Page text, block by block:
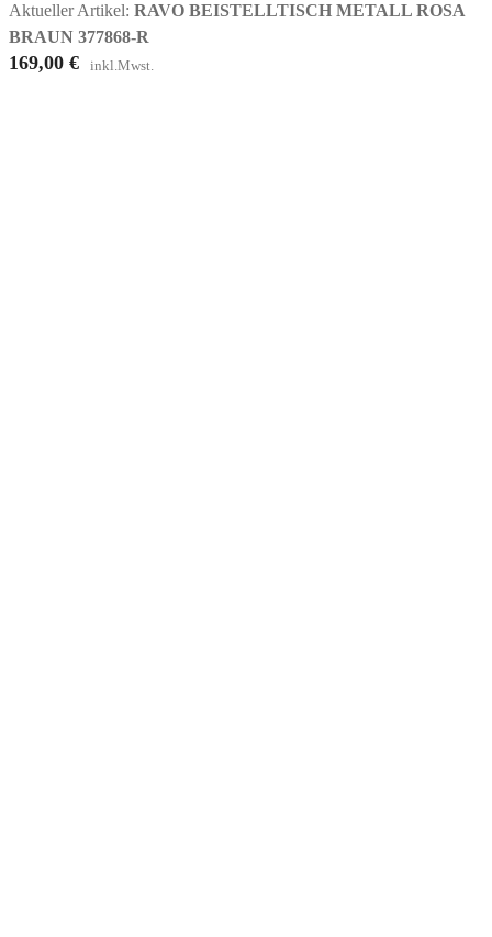
Aktueller Artikel: RAVO BEISTELLTISCH METALL ROSA
BRAUN 377868-R
169,00 € inkl.Mwst.